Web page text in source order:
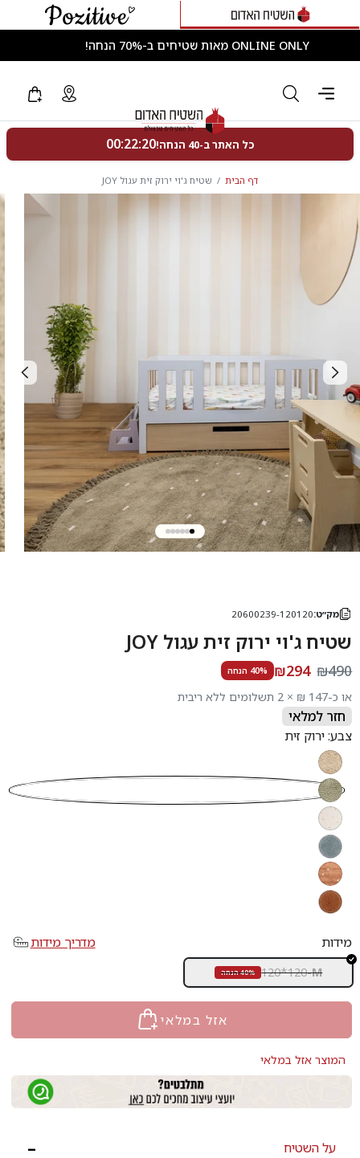
ONLINE ONLY מאות שטיחים ב-70% הנחה!
דף הבית שטיח ג'וי ירוק זית עגול JOY
מק״ט:20600239-120120
שטיח ג'וי ירוק זית עגול JOY
₪490
₪294 40% הנחה
או כ-147 ₪ × 2 תשלומים ללא ריבית
חזר למלאי
צבע:ירוק זית
קרם/בז׳
ירוק זית
קרם
תכלת
אפרסק
מידות
מדריך מידות
M
-
120*120 40% הנחה
אזל במלאי
המוצר אזל במלאי
על השטיח